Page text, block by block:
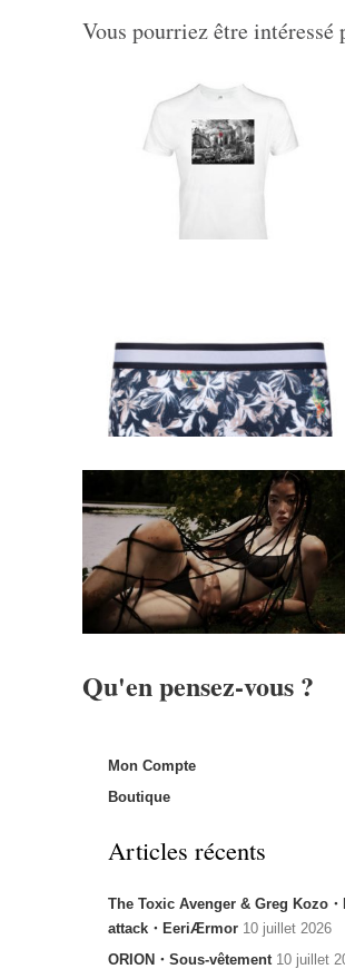
Vous pourriez être intéressé
Qu'en pensez-vous ?
Mon Compte
Boutique
Articles récents
The Toxic Avenger & Greg Kozo
attack・EeriÆrmor 10 juillet 2026
ORION・Sous-vêtement 10 juillet